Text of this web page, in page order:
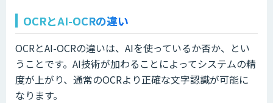
OCRとAI-OCRの違い
OCRとAI-OCRの違いは、AIを使っているか否か、とい
うことです。AI技術が加わることによってシステムの精
度が上がり、通常のOCRより正確な文字認識が可能に
なります。